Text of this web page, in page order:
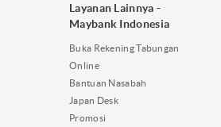
Layanan Lainnya -
Maybank Indonesia
Buka Rekening Tabungan
Online
Bantuan Nasabah
Japan Desk
Promosi